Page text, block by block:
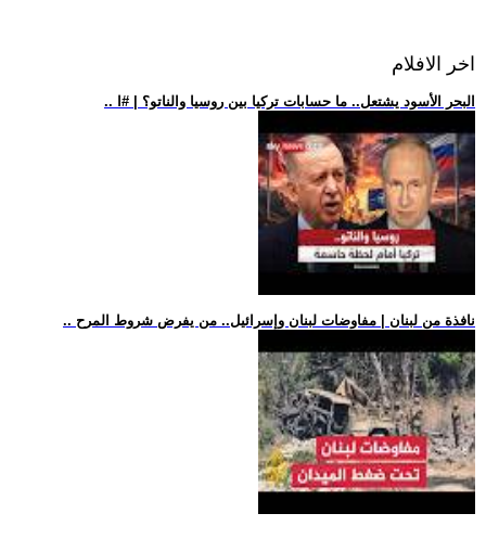
اخر الافلام
.. البحر الأسود يشتعل.. ما حسابات تركيا بين روسيا والناتو؟ | #ا
.. نافذة من لبنان | مفاوضات لبنان وإسرائيل.. من يفرض شروط المرح